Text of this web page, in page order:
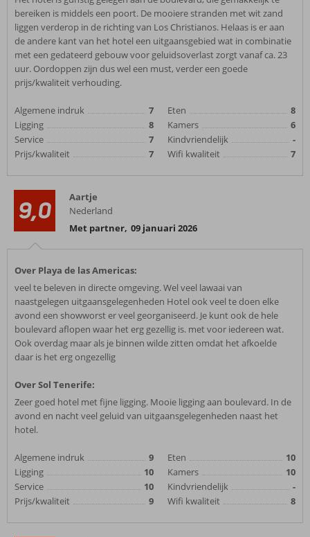
bereiken is middels een poort. De mooiere stranden met wit zand
liggen verderop in de richting van Los Christianos. Helaas is er aan
de andere kant van het hotel een uitgaansgebied wat in combinatie
met een gedateerd gebouw voor geluidsoverlast zorgt vanaf ca. 23
uur. Oordoppen zijn dus wel een must, verder een goede
prijs/kwaliteit verhouding.
Algemene indruk
7
Ligging
8
Service
7
Prijs/kwaliteit
7
Eten
8
Kamers
6
Kindvriendelijk
-
Wifi kwaliteit
7
9,0
Aartje
Nederland
Met partner, 09 januari 2026
Over Playa de las Americas:
veel te beleven in directe omgeving. Wel veel lawaai van
naastgelegen uitgaansgelegenheden Hotel ook veel te doen elke
avond een showworst er veel georganiseerd. Je kunt ook de hele
boulevard aflopen waar het erg gezellig is. met voor iedereen wat.
Ook overdag maar als je binnen wilde zitten omdat het afkoelde
daar is het erg ongezellig
Over Sol Tenerife:
Zeer goed hotel met fijne ligging. Mooie ligging aan boulevard. In de
avond en nacht veel geluid van uitgaansgelegenheden naast het
hotel.
Algemene indruk
9
Ligging
10
Service
10
Prijs/kwaliteit
9
Eten
10
Kamers
10
Kindvriendelijk
-
Wifi kwaliteit
8